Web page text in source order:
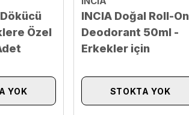
Özel
YOK
INCIA Doğal Roll-On
Deodorant 50ml -
Erkekler için
STOKTA YOK